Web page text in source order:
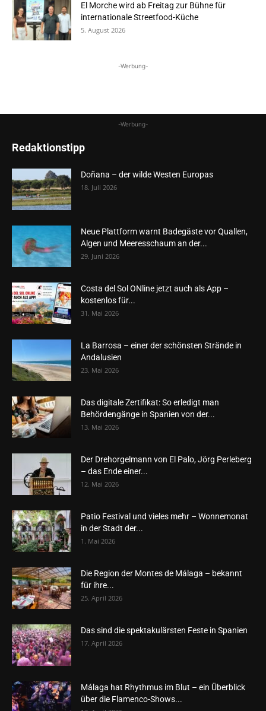
El Morche wird ab Freitag zur Bühne für
internationale Streetfood-Küche
5. August 2026
-Werbung-
-Werbung-
Redaktionstipp
Doñana – der wilde Westen Europas
18. Juli 2026
Neue Plattform warnt Badegäste vor Quallen,
Algen und Meeresschaum an der...
29. Juni 2026
Costa del Sol ONline jetzt auch als App –
kostenlos für...
31. Mai 2026
La Barrosa – einer der schönsten Strände in
Andalusien
23. Mai 2026
Das digitale Zertifikat: So erledigt man
Behördengänge in Spanien von der...
13. Mai 2026
Der Drehorgelmann von El Palo, Jörg Perleberg
– das Ende einer...
12. Mai 2026
Patio Festival und vieles mehr – Wonnemonat
in der Stadt der...
1. Mai 2026
Die Region der Montes de Málaga – bekannt
für ihre...
25. April 2026
Das sind die spektakulärsten Feste in Spanien
17. April 2026
Málaga hat Rhythmus im Blut – ein Überblick
über die Flamenco-Shows...